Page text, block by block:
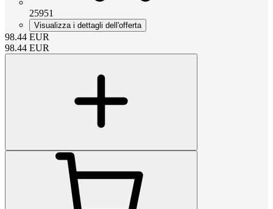
25951
Visualizza i dettagli dell'offerta
98.44 EUR
98.44 EUR